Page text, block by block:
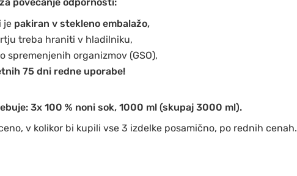
je pakiran v stekleno embalažo,
treba hraniti v hladilniku,
spremenjenih organizmov (GSO),
75 dni redne uporabe!
3x 100 % noni sok, 1000 ml (skupaj 3000 ml).
v kolikor bi kupili vse 3 izdelke posamično, po rednih cenah.